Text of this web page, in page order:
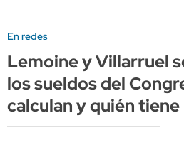
En redes
Lemoine y Villarruel
los sueldos del
calculan y quién tiene